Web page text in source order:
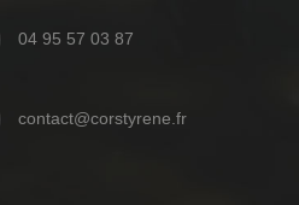
04 95 57 03 87
contact@corstyrene.fr